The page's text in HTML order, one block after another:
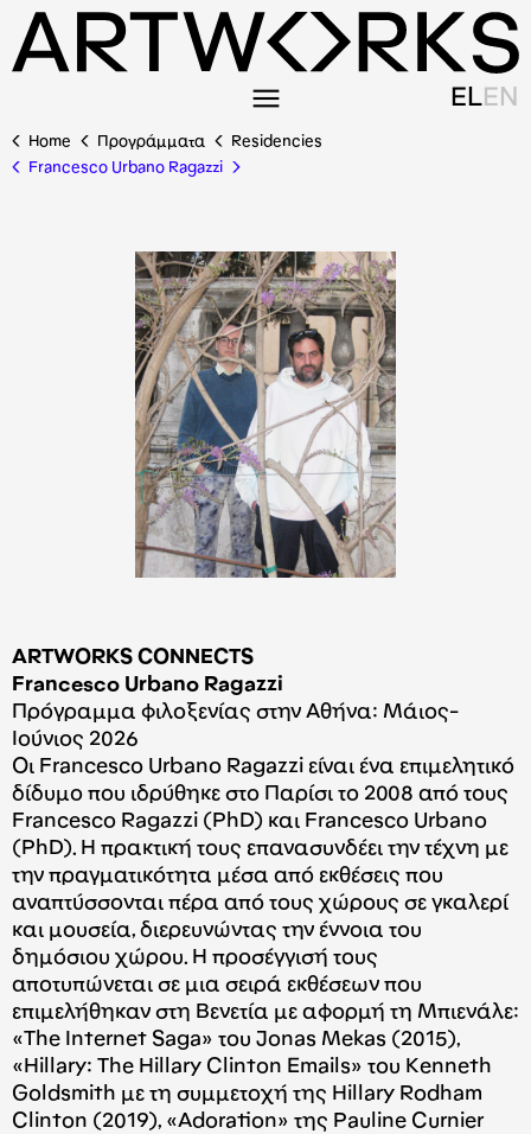
ELEN
Home Προγράμματα
Residencies
Francesco Urbano Ragazzi
ARTWORKS CONNECTS
Francesco Urbano Ragazzi
Πρόγραμμα φιλοξενίας στην Αθήνα: Μάιος-
Ιούνιος 2026
Οι Francesco Urbano Ragazzi είναι ένα επιμελητικό
δίδυμο που ιδρύθηκε στο Παρίσι το 2008 από τους
Francesco Ragazzi (PhD) και Francesco Urbano
(PhD). Η πρακτική τους επανασυνδέει την τέχνη με
την πραγματικότητα μέσα από εκθέσεις που
αναπτύσσονται πέρα από τους χώρους σε γκαλερί
και μουσεία, διερευνώντας την έννοια του
δημόσιου χώρου. Η προσέγγισή τους
αποτυπώνεται σε μια σειρά εκθέσεων που
επιμελήθηκαν στη Βενετία με αφορμή τη Μπιενάλε:
«The Internet Saga» του Jonas Mekas (2015),
«Hillary: The Hillary Clinton Emails» του Kenneth
Goldsmith με τη συμμετοχή της Hillary Rodham
Clinton (2019), «Adoration» της Pauline Curnier